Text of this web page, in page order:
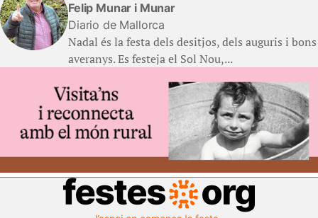
Felip Munar i Munar
Diario de Mallorca
Nadal és la festa dels desitjos, dels auguris i bons
averanys. Es festeja el Sol Nou,...